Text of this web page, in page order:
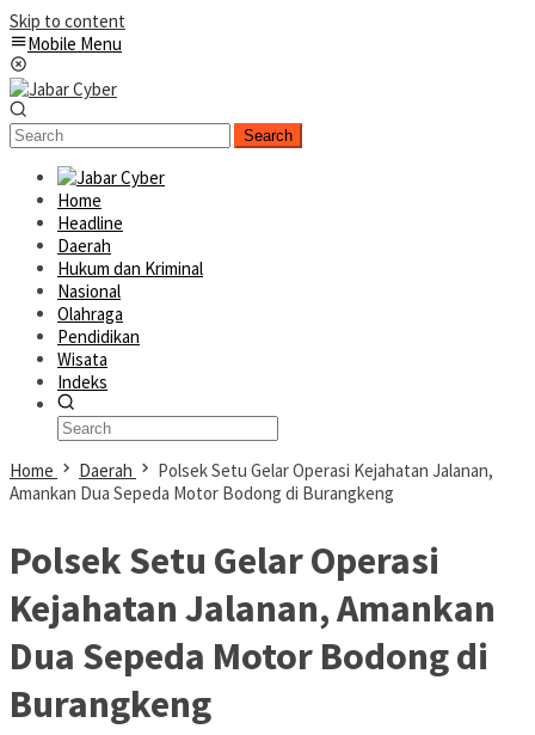
Skip to content
Mobile Menu
Search
Home
Headline
Daerah
Hukum dan Kriminal
Nasional
Olahraga
Pendidikan
Wisata
Indeks
Home Daerah
Polsek Setu Gelar Operasi Kejahatan Jalanan,
Amankan Dua Sepeda Motor Bodong di Burangkeng
Polsek Setu Gelar Operasi
Kejahatan Jalanan, Amankan
Dua Sepeda Motor Bodong di
Burangkeng